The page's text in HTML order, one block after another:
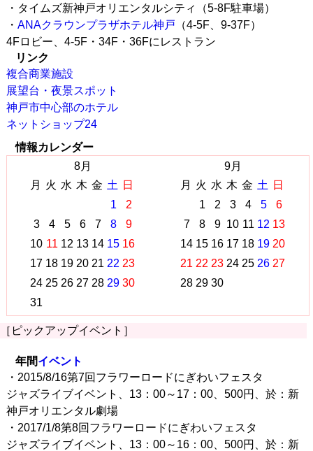
・タイムズ新神戸オリエンタルシティ（5-8F駐車場）
・ ANAクラウンプラザホテル神戸 （4-5F、9-37F）
4Fロビー、4-5F・34F・36Fにレストラン
リンク
複合商業施設
展望台・夜景スポット
神戸市中心部のホテル
ネットショップ24
情報カレンダー
8月
月
火 水 木 金 土
日
1
2
3
4 5 6 7 8
9
10 11 12 13 14 15 16
17 18 19 20 21 22 23
24 25 26 27 28 29 30
31
9月
月
火 水 木 金 土
日
1
2 3 4 5
6
7
8 9 10 11 12 13
14 15 16 17 18 19 20
21 22 23 24 25 26 27
28 29 30
［ピックアップイベント］
年間イベント
・2015/8/16第7回フラワーロードにぎわいフェスタ
ジャズライブイベント、13：00～17：00、500円、於：新
神戸オリエンタル劇場
・2017/1/8第8回フラワーロードにぎわいフェスタ
ジャズライブイベント、13：00～16：00、500円、於：新